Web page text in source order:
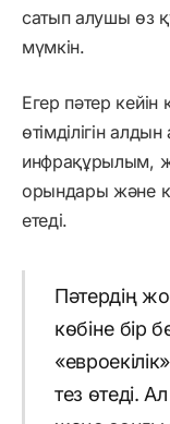
сатып алушы өз
мүмкін.
Егер пәтер
өтімділігін
инфрақұрылым,
орындары және
етеді.
Пәтердің
көбіне бір
тез өтеді.